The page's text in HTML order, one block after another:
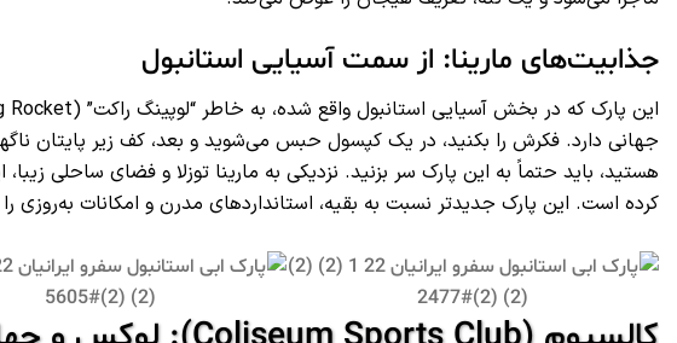
جذابیت‌های مارینا: از سمت آسیایی استانبول
جهانی دارد. فکرش را بکنید، در یک کپسول حبس می‌شوید و بعد، کف زیر پایتان
هستید، باید حتماً به این پارک سر بزنید. نزدیکی به مارینا توزلا و فضای ساحلی
کرده است. این پارک جدیدتر نسبت به بقیه، استانداردهای مدرن و امکانات به‌روزی